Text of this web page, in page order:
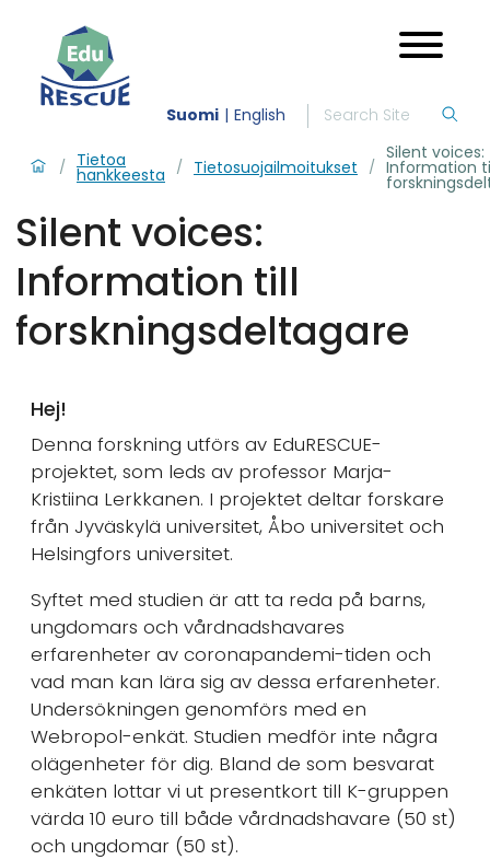
Suomi English
/ Tietoa
hankkeesta / Tietosuojailmoitukset /
Silent voices:
Information
Silent voices:
Information till
forskningsdeltagare
Hej!
Denna forskning utförs av EduRESCUE-
projektet, som leds av professor Marja-
Kristiina Lerkkanen. I projektet deltar forskare
från Jyväskylä universitet, Åbo universitet och
Helsingfors universitet.
Syftet med studien är att ta reda på barns,
ungdomars och vårdnadshavares
erfarenheter av coronapandemi-tiden och
vad man kan lära sig av dessa erfarenheter.
Undersökningen genomförs med en
Webropol-enkät. Studien medför inte några
olägenheter för dig. Bland de som besvarat
enkäten lottar vi ut presentkort till K-gruppen
värda 10 euro till både vårdnadshavare (50 st)
och ungdomar (50 st).